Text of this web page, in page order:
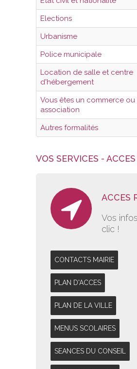
VOTRE MAIRIE
VOS DEMARCHES
VIE SCOLAIRE
SOCIAL
RENDEZ-VOUS EN LIGNE
Elections
Urbanisme
Police municipale
Location de salle et centre
d'hébergement
Vous êtes un commerce ou
association
Autres formalités
VOS SERVICES -
ACCES
Vos
clic !
CONTACTS MAIRIE
PLAN D'ACCES
PLAN DE LA VILLE
MENUS SCOLAIRES
SEANCES DU CONSEIL